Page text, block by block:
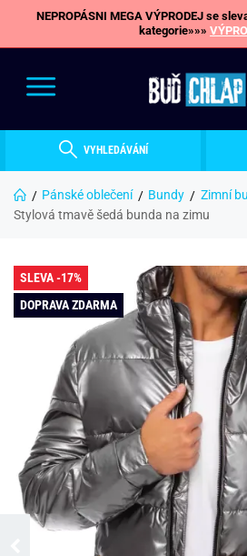
NEPROPÁSNI MEGA VÝPRODEJ se
kategorie»»»
VYHLEDÁVÁNÍ
Pánské oblečení Bundy
Zimní
Stylová tmavě šedá bunda na zimu
SLEVA -17%
DOPRAVA ZDARMA